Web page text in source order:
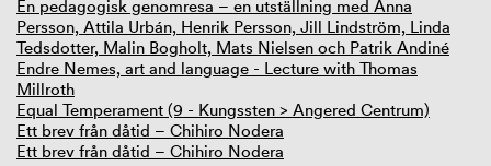
En pedagogisk genomresa – en utställning med Anna
Persson, Attila Urbán, Henrik Persson, Jill Lindström, Linda
Tedsdotter, Malin Bogholt, Mats Nielsen och Patrik Andiné
Endre Nemes, art and language - Lecture with Thomas
Millroth
Equal Temperament (9 - Kungssten > Angered Centrum)
Ett brev från dåtid – Chihiro Nodera
Ett brev från dåtid – Chihiro Nodera